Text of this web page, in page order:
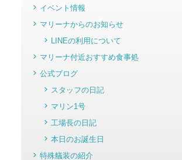
イベント情報
マリーナからのお知らせ
LINEの利用について
マリーナ付近おすすめ食事処
公式ブログ
スタッフの日記
マリン1号
工場長の日記
本日のお誕生日
特殊艤装の紹介